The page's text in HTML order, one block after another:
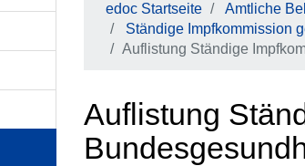
edoc Startseite
Amtliche
Ständige Impfkommission
Auflistung Ständige
Auflistung